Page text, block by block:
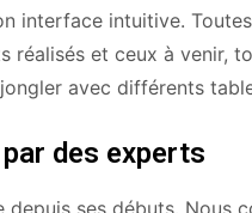
interface intuitive.
réalisés et ceux à venir,
avec différents
des experts
depuis ses débuts.